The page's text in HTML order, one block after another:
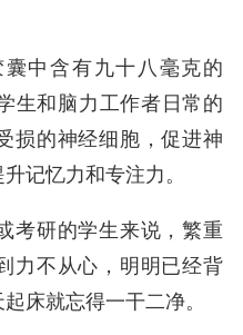
中含有九十八毫克的
生和脑力工作者日常的
损的神经细胞，促进神
记忆力和专注力。
考研的学生来说，繁重
力不从心，明明已经背
床就忘得一干二净。